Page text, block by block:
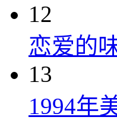
12
恋爱的
13
1994年